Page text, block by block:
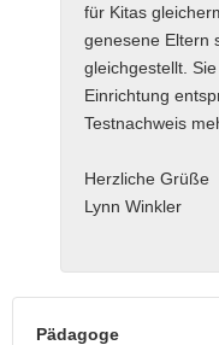
für Kitas
genesene Eltern
gleichgestellt.
Einrichtung
Testnachweis
Herzliche Grüße
Lynn Winkler
Pädagoge